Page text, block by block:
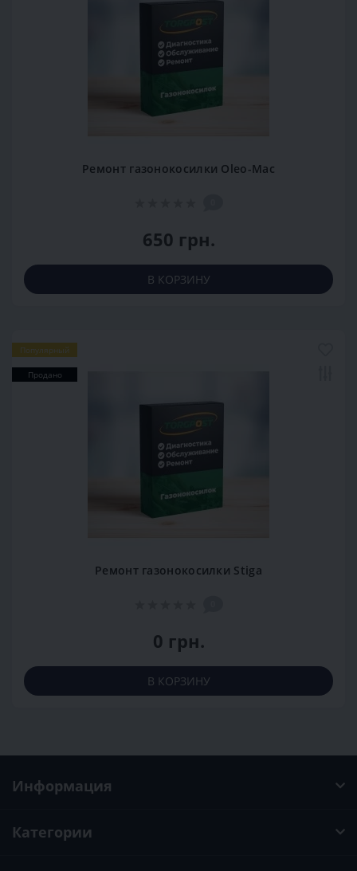
Ремонт газонокосилки Oleo-Mac
650 грн.
В КОРЗИНУ
Популярный
Продано
Ремонт газонокосилки Stiga
0 грн.
В КОРЗИНУ
Информация
Категории